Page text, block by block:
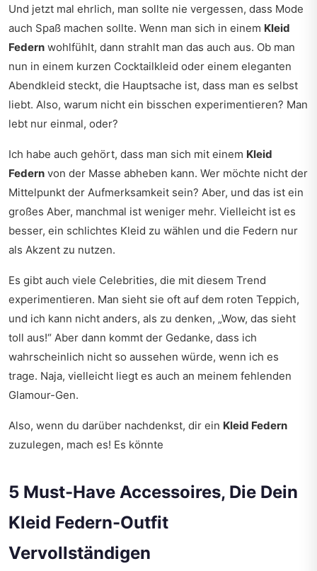
Und jetzt mal ehrlich, man sollte nie vergessen, dass Mode
auch Spaß machen sollte. Wenn man sich in einem Kleid
Federn wohlfühlt, dann strahlt man das auch aus. Ob man
nun in einem kurzen Cocktailkleid oder einem eleganten
Abendkleid steckt, die Hauptsache ist, dass man es selbst
liebt. Also, warum nicht ein bisschen experimentieren? Man
lebt nur einmal, oder?
Ich habe auch gehört, dass man sich mit einem Kleid
Federn von der Masse abheben kann. Wer möchte nicht der
Mittelpunkt der Aufmerksamkeit sein? Aber, und das ist ein
großes Aber, manchmal ist weniger mehr. Vielleicht ist es
besser, ein schlichtes Kleid zu wählen und die Federn nur
als Akzent zu nutzen.
Es gibt auch viele Celebrities, die mit diesem Trend
experimentieren. Man sieht sie oft auf dem roten Teppich,
und ich kann nicht anders, als zu denken, „Wow, das sieht
toll aus!“ Aber dann kommt der Gedanke, dass ich
wahrscheinlich nicht so aussehen würde, wenn ich es
trage. Naja, vielleicht liegt es auch an meinem fehlenden
Glamour-Gen.
Also, wenn du darüber nachdenkst, dir ein Kleid Federn
zuzulegen, mach es! Es könnte
5 Must-Have Accessoires, Die Dein
Kleid Federn-Outfit
Vervollständigen